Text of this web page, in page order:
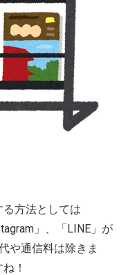
方法としては
」、「LINE」が
代や通信料は除きま
！